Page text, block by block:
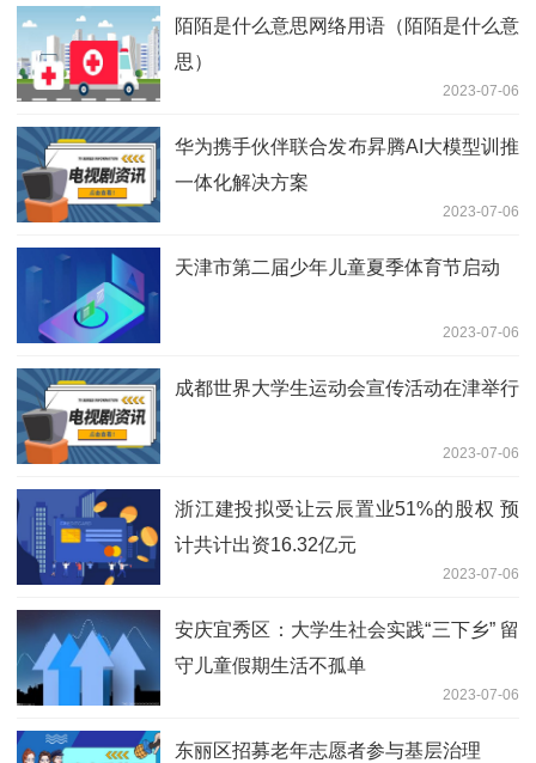
陌陌是什么意思网络用语（陌陌是什么意
思）
2023-07-06
华为携手伙伴联合发布昇腾AI大模型训推
一体化解决方案
2023-07-06
天津市第二届少年儿童夏季体育节启动
2023-07-06
成都世界大学生运动会宣传活动在津举行
2023-07-06
浙江建投拟受让云辰置业51%的股权 预
计共计出资16.32亿元
2023-07-06
安庆宜秀区：大学生社会实践“三下乡” 留
守儿童假期生活不孤单
2023-07-06
东丽区招募老年志愿者参与基层治理